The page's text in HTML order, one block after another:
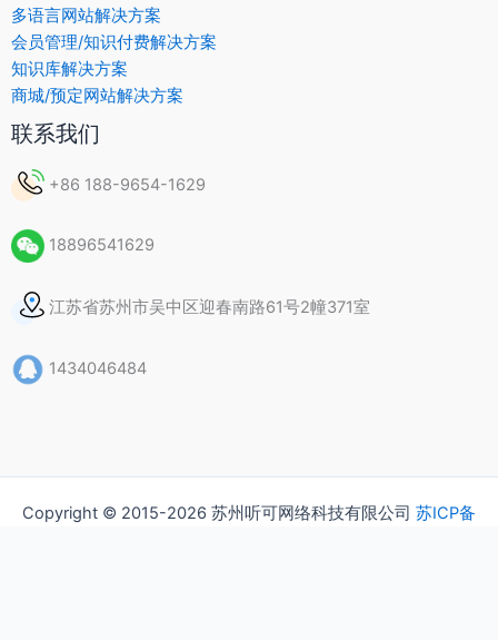
多语言网站解决方案
会员管理/知识付费解决方案
知识库解决方案
商城/预定网站解决方案
联系我们
+86 188-9654-1629
18896541629
江苏省苏州市吴中区迎春南路61号2幢371室
1434046484
Copyright © 2015-2026 苏州听可网络科技有限公司 苏ICP备